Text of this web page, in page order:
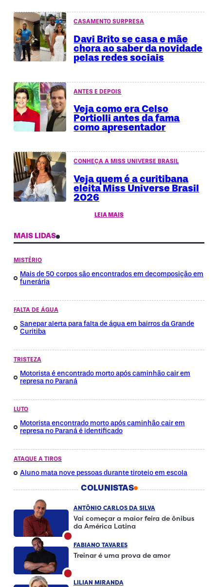
CASAMENTO SURPRESA
Davi Brito se casa e mãe
chora ao saber da novidade
pelas redes sociais
ANTES E DEPOIS
Veja como era Celso
Portiolli antes da fama
como apresentador
CONHEÇA A MISS UNIVERSE BRASIL
Veja quem é a curitibana
eleita Miss Universe Brasil
2026
LEIA MAIS
MAIS LIDAS
MISTÉRIO
Mais de 50 corpos são encontrados em decomposição em
funerária
FALTA DE ÁGUA
Sanepar alerta para falta de água em bairros da Grande
Curitiba
TRISTEZA
Motorista é encontrado morto após caminhão cair em
represa no Paraná
LUTO
Motorista encontrado morto após caminhão cair em
represa no Paraná é identificado
ATAQUE A TIROS
Aluno mata nove pessoas durante tiroteio em escola
COLUNISTAS
ANTÔNIO CARLOS DA SILVA
Vai começar a maior feira de ônibus
da América Latina
FABIANO TAVARES
Treinar é uma prova de amor
LILIAN MIRANDA